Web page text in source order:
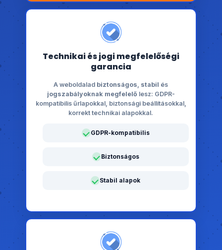
Technikai és jogi megfelelőségi
garancia
A weboldalad biztonságos stabil és
jogszabályoknak megfelelő lesz: GDPR-
kompatibilis űrlapokkal, biztonsági beállításokkal,
korrekt technikai alapokkal.
GDPR-kompatibilis
Biztonságos
Stabil alapok